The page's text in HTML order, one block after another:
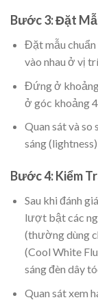
Bước 3: Đặt
Đặt mẫu chuẩn
vào nhau ở vị
Đứng ở khoảng
ở góc khoảng
Quan sát và so
sáng
Bước 4: Kiểm
Sau khi đánh
lượt bật các
(thường dùng
(Cool White
sáng đèn dây
Quan sát xem